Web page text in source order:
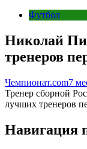
Футбол
Николай
тренеров
Чемпионат.com7
Тренер сборной
лучших тренеров
Навигация